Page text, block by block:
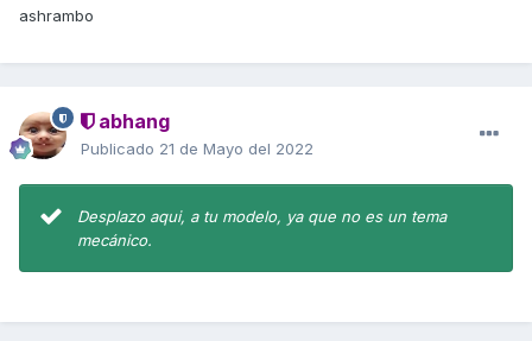
ashrambo
abhang
Publicado 21 de Mayo del 2022
Desplazo aqui, a tu modelo, ya que no es un tema
mecánico.